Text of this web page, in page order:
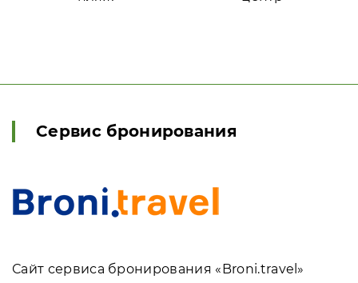
Сервис бронирования
Сайт сервиса бронирования «Broni.travel»